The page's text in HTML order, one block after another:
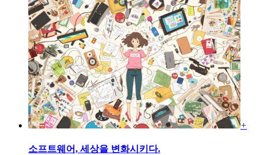
+
소프트웨어, 세상을 변화시키다.